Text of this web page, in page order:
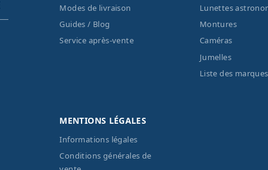
Modes de livraison
Guides / Blog
Service après-vente
Lunettes
Montures
Caméras
Jumelles
Liste des marques
MENTIONS LÉGALES
Informations légales
Conditions générales de